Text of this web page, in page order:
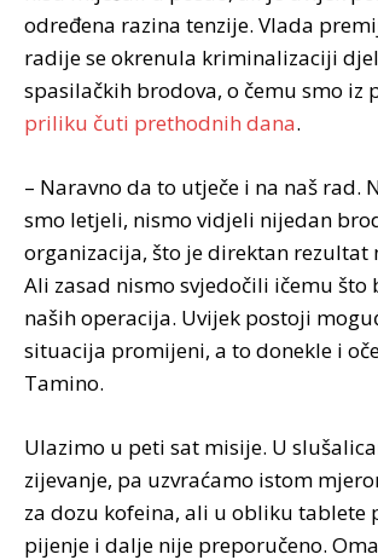
određena razina tenzije. Vlada
radije se okrenula kriminalizaciji
spasilačkih brodova, o čemu smo iz
priliku čuti prethodnih dana.
– Naravno da to utječe i na naš rad.
smo letjeli, nismo vidjeli nijedan
organizacija, što je direktan rezultat
Ali zasad nismo svjedočili ičemu što
naših operacija. Uvijek postoji
situacija promijeni, a to donekle i
Tamino.
Ulazimo u peti sat misije. U
zijevanje, pa uzvraćamo istom
za dozu kofeina, ali u obliku tablete
pijenje i dalje nije preporučeno.